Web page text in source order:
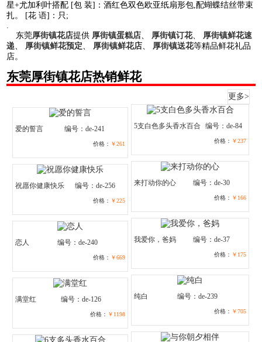
星+尤加利叶搭配 [包 装]：酒红色双色欧亚纸扇形包,配蝴蝶结丝带束
扎。 [花 语]：只;
.
东莞厚街镇花店提供 厚街镇蛋糕店、 厚街镇订花、 厚街镇鲜花速
递、 厚街镇鲜花预定、 厚街镇鲜花店、 厚街镇送花等精品鲜花礼品
店。
东莞厚街镇花店热销鲜花
更多>
爱的誓言 编号：de-241
价格： ￥261
5支白色多头香水百合 编号：de-84
价格： ￥237
祝愿你健康快乐 编号：de-256
价格： ￥225
来打动你的心 编号：de-30
价格： ￥166
恋人 编号：de-240
价格： ￥669
我爱你，爸妈 编号：de-37
价格： ￥175
满堂红 编号：de-126
价格： ￥1198
纯白 编号：de-239
价格： ￥705